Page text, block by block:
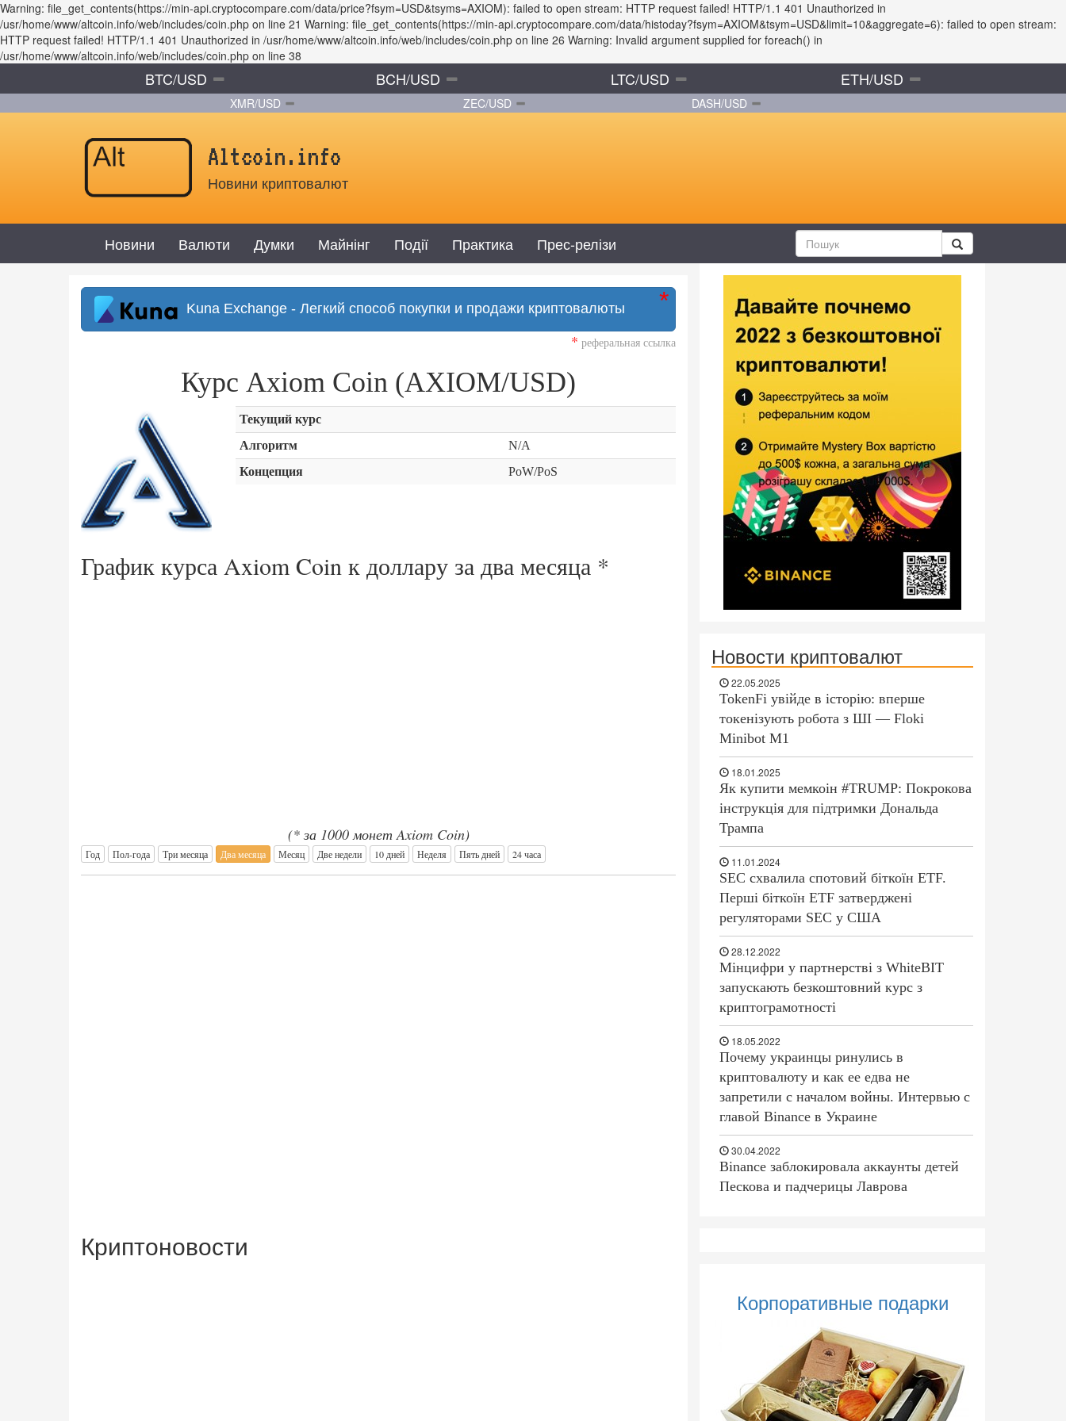
Warning: file_get_contents(https://min-api.cryptocompare.com/data/price?fsym=USD&tsyms=AXIOM): failed to open stream: HTTP request failed! HTTP/1.1 401 Unauthorized in
/usr/home/www/altcoin.info/web/includes/coin.php on line 21 Warning: file_get_contents(https://min-api.cryptocompare.com/data/histoday?fsym=AXIOM&tsym=USD&limit=10&aggregate=6): failed to open stream:
HTTP request failed! HTTP/1.1 401 Unauthorized in /usr/home/www/altcoin.info/web/includes/coin.php on line 26 Warning: Invalid argument supplied for foreach() in
/usr/home/www/altcoin.info/web/includes/coin.php on line 38
BTC/USD BCH/USD LTC/USD ETH/USD
XMR/USD ZEC/USD DASH/USD
Altcoin.info
Новини криптовалют
Новини Валюти Думки Майнінг Події Практика Прес-релізи
Kuna Exchange - Легкий способ покупки и продажи криптовалюты
* реферальная ссылка
Курс Axiom Coin (AXIOM/USD)
Текущий курс
Алгоритм
N/A
Концепция
PoW/PoS
График курса Axiom Coin к доллару за два месяца *
(* за 1000 монет Axiom Coin)
Год Пол-года Три месяца Два месяца Месяц Две недели 10 дней Неделя Пять дней 24 часа
Криптоновости
Новости криптовалют
22.05.2025
TokenFi увійде в історію: вперше
токенізують робота з ШІ — Floki
Minibot M1
18.01.2025
Як купити мемкоін #TRUMP: Покрокова
інструкція для підтримки Дональда
Трампа
11.01.2024
SEC схвалила спотовий біткоїн ETF.
Перші біткоїн ETF затверджені
регуляторами SEC у США
28.12.2022
Мінцифри у партнерстві з WhiteBIT
запускають безкоштовний курс з
криптограмотності
18.05.2022
Почему украинцы ринулись в
криптовалюту и как ее едва не
запретили с началом войны. Интервью с
главой Binance в Украине
30.04.2022
Binance заблокировала аккаунты детей
Пескова и падчерицы Лаврова
Корпоративные подарки